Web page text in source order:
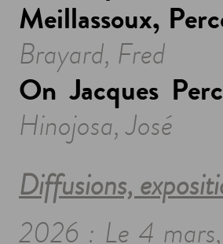
Meillassoux,
Brayard, Fred
On Jacques
Hinojosa, José
Diffusions,
2026 : Le 4